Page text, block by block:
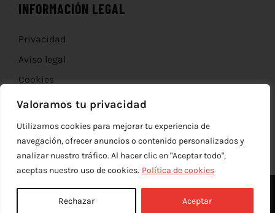
Valoramos tu privacidad
Utilizamos cookies para mejorar tu experiencia de
navegación, ofrecer anuncios o contenido personalizados y
analizar nuestro tráfico. Al hacer clic en "Aceptar todo",
aceptas nuestro uso de cookies. Política de cookies
Rechazar Aceptar
INFORMACIÓN LEGAL
Privacidad
Aviso legal
Cookies
Devoluciones
© Copyright 2012 - 2026 | | Todos los derechos reservados